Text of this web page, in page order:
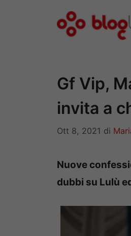
Gf Vip,
invita a
Ott 8, 2021 di
Nuove
dubbi su Lulù